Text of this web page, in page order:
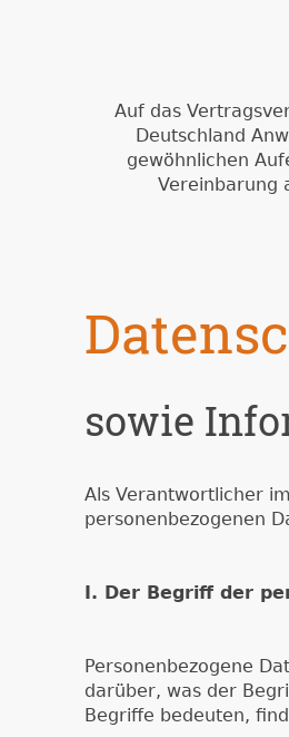
Auf das
Deutschland
gewöhnlichen
Vereinbarung
sowie
Als Verantwortlicher
personenbezogenen
I. Der Begriff der
Personenbezogene
darüber, was der
Begriffe bedeuten,